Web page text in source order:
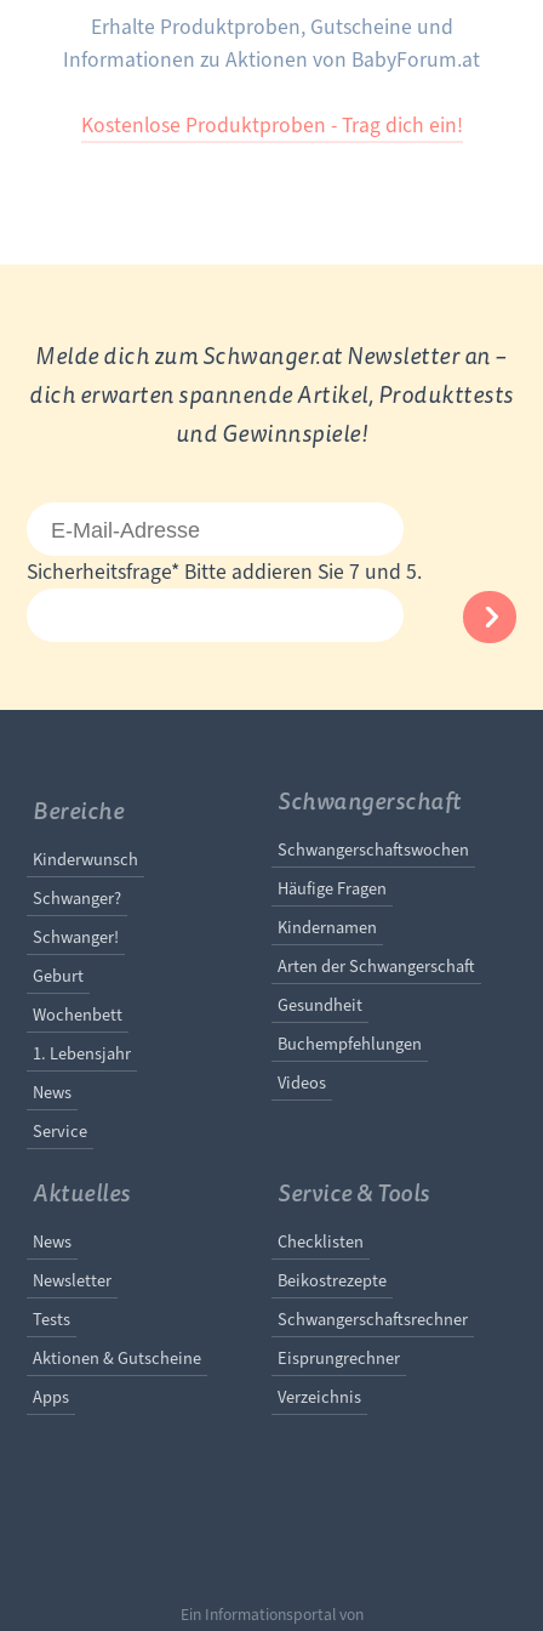
Erhalte Produktproben, Gutscheine und
Informationen zu Aktionen von BabyForum.at
Kostenlose Produktproben - Trag dich ein!
Melde dich zum Schwanger.at Newsletter an –
dich erwarten spannende Artikel, Produkttests
und Gewinnspiele!
E-
Mail-
Adresse
Pflichtfeld
Sicherheitsfrage* Bitte addieren Sie 7 und 5.
Bereiche
Navigation überspringen
Kinderwunsch
Schwanger?
Schwanger!
Geburt
Wochenbett
1. Lebensjahr
News
Service
Schwangerschaft
Navigation
Schwangerschaftswochen
Häufige Fragen
Kindernamen
Arten der Schwangerschaft
Gesundheit
Buchempfehlungen
Videos
Aktuelles
Navigation überspringen
News
Newsletter
Tests
Aktionen & Gutscheine
Apps
Service & Tools
Navigation
Checklisten
Beikostrezepte
Schwangerschaftsrechner
Eisprungrechner
Verzeichnis
Ein Informationsportal von